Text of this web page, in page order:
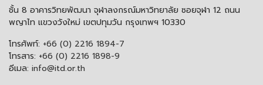
ชั้น 8 อาคารวิทยพัฒนา จุฬาลงกรณ์มหาวิทยาลัย ซอยจุฬา 12 ถนน
พญาไท แขวงวังใหม่ เขตปทุมวัน กรุงเทพฯ 10330
โทรศัพท์: +66 (0) 2216 1894-7
โทรสาร: +66 (0) 2216 1898-9
อีเมล: info@itd.or.th